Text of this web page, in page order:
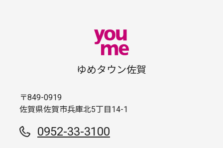
ゆめタウン佐賀
〒849-0919
佐賀県佐賀市兵庫北5丁目14-1
0952-33-3100